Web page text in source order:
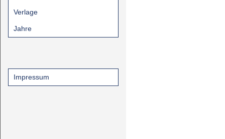
Verlage
Jahre
Impressum